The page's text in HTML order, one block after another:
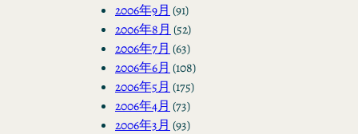
2006年9月 (91)
2006年8月 (52)
2006年7月 (63)
2006年6月 (108)
2006年5月 (175)
2006年4月 (73)
2006年3月 (93)